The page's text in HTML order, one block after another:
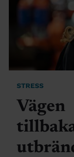
STRESS
Vägen